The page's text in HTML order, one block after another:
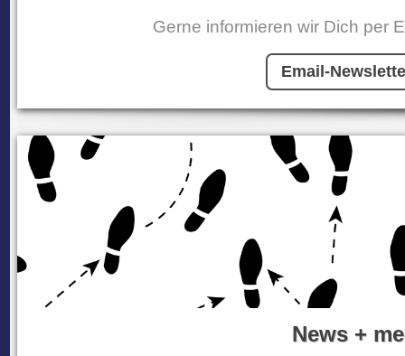
Gerne informieren wir Dich per
Email-
News +